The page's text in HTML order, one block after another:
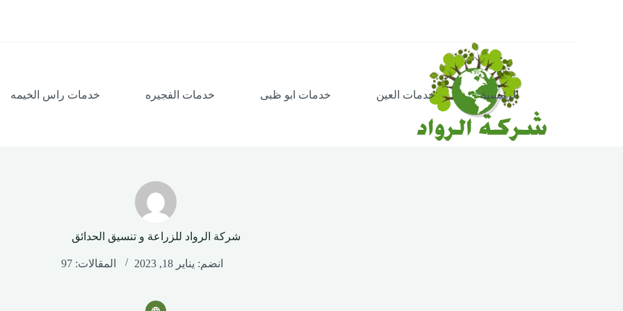
الرئيسية خدمات العين خدمات ابو ظبى خدمات الفجيره خدمات راس الخيمه
شركة الرواد للزراعة و تنسيق الحدائق
انضم: يناير 18, 2023 المقالات: 97